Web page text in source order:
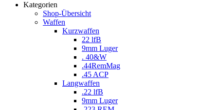
Kategorien
Shop-Übersicht
Waffen
Kurzwaffen
22 lfB
9mm Luger
. 40&W
.44RemMag
.45 ACP
Langwaffen
.22 lfB
9mm Luger